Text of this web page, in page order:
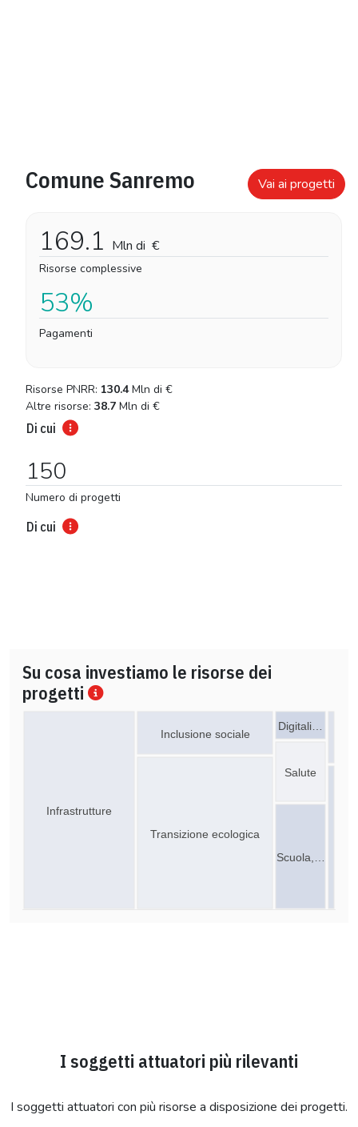
Comune Sanremo Vai ai progetti
169.1 Mln di €
Risorse complessive
53%
Pagamenti
Risorse PNRR: 130.4 Mln di €
Altre risorse: 38.7 Mln di €
Di cui
150
Numero di progetti
Di cui
Su cosa investiamo le risorse dei
progetti
Digitali…
Scuola,…
Inclusione sociale
Infrastrutture
Transizione ecologica
Salute
I soggetti attuatori più rilevanti
I soggetti attuatori con più risorse a disposizione dei progetti.